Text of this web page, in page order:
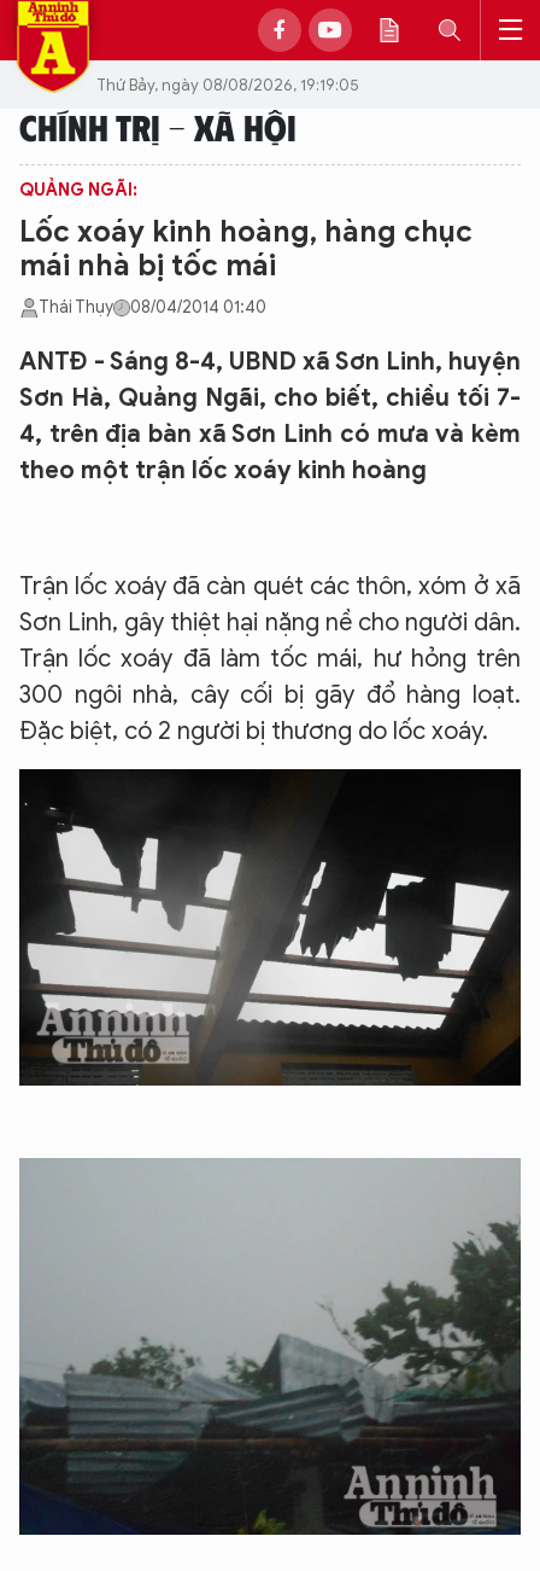
Thứ Bảy, ngày 08/08/2026, 19:19:05
CHÍNH TRỊ - XÃ HỘI
QUẢNG NGÃI:
Lốc xoáy kinh hoàng, hàng chục
mái nhà bị tốc mái
Thái Thụy 08/04/2014 01:40
ANTĐ - Sáng 8-4, UBND xã Sơn Linh, huyện
Sơn Hà, Quảng Ngãi, cho biết, chiều tối 7-
4, trên địa bàn xã Sơn Linh có mưa và kèm
theo một trận lốc xoáy kinh hoàng
Trận lốc xoáy đã càn quét các thôn, xóm ở xã
Sơn Linh, gây thiệt hại nặng nề cho người dân.
Trận lốc xoáy đã làm tốc mái, hư hỏng trên
300 ngôi nhà, cây cối bị gãy đổ hàng loạt.
Đặc biệt, có 2 người bị thương do lốc xoáy.